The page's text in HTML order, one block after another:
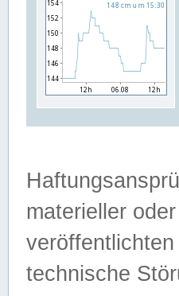
materieller
technische